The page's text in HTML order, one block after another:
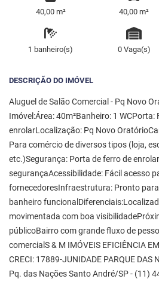
40,00 m² 40,00 m²
1 banheiro(s) 0 Vaga(s)
DESCRIÇÃO DO IMÓVEL
Aluguel de Salão Comercial - Pq Novo
Imóvel:Área: 40m²Banheiro: 1 WCPorta:
enrolarLocalização: Pq Novo
Para comércio de diversos tipos (loja,
etc.)Segurança: Porta de ferro de
segurançaAcessibilidade: Fácil acesso
fornecedoresInfraestrutura: Pronto
banheiro
movimentada com boa
públicoBairro com grande fluxo de
comercialS & M IMÓVEIS EFICIÊNCIA
CRECI: 17889-JUNIDADE PARQUE DAS
Pq. das Nações Santo André/SP - (11)